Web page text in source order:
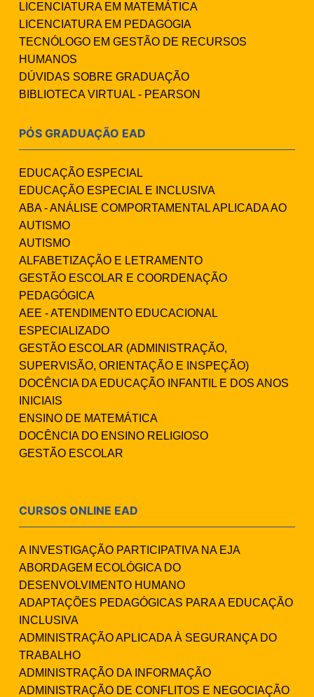
LICENCIATURA EM MATEMÁTICA
LICENCIATURA EM PEDAGOGIA
TECNÓLOGO EM GESTÃO DE RECURSOS
HUMANOS
DÚVIDAS SOBRE GRADUAÇÃO
BIBLIOTECA VIRTUAL - PEARSON
PÓS GRADUAÇÃO EAD
EDUCAÇÃO ESPECIAL
EDUCAÇÃO ESPECIAL E INCLUSIVA
ABA - ANÁLISE COMPORTAMENTAL APLICADA AO
AUTISMO
AUTISMO
ALFABETIZAÇÃO E LETRAMENTO
GESTÃO ESCOLAR E COORDENAÇÃO
PEDAGÓGICA
AEE - ATENDIMENTO EDUCACIONAL
ESPECIALIZADO
GESTÃO ESCOLAR (ADMINISTRAÇÃO,
SUPERVISÃO, ORIENTAÇÃO E INSPEÇÃO)
DOCÊNCIA DA EDUCAÇÃO INFANTIL E DOS ANOS
INICIAIS
ENSINO DE MATEMÁTICA
DOCÊNCIA DO ENSINO RELIGIOSO
GESTÃO ESCOLAR
CURSOS ONLINE EAD
A INVESTIGAÇÃO PARTICIPATIVA NA EJA
ABORDAGEM ECOLÓGICA DO
DESENVOLVIMENTO HUMANO
ADAPTAÇÕES PEDAGÓGICAS PARA A EDUCAÇÃO
INCLUSIVA
ADMINISTRAÇÃO APLICADA À SEGURANÇA DO
TRABALHO
ADMINISTRAÇÃO DA INFORMAÇÃO
ADMINISTRAÇÃO DE CONFLITOS E NEGOCIAÇÃO